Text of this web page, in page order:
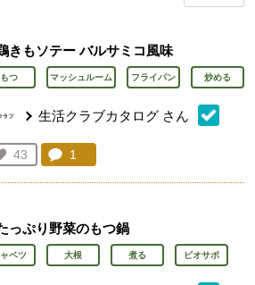
きもソテー バルサミコ風味
もつ マッシュルーム フライパン 炒める
生活クラブカタログ さん
お気に入り登録：
43
人が登録
コメント：
1
っぷり野菜のもつ鍋
ベツ 大根 煮る ビオサポ